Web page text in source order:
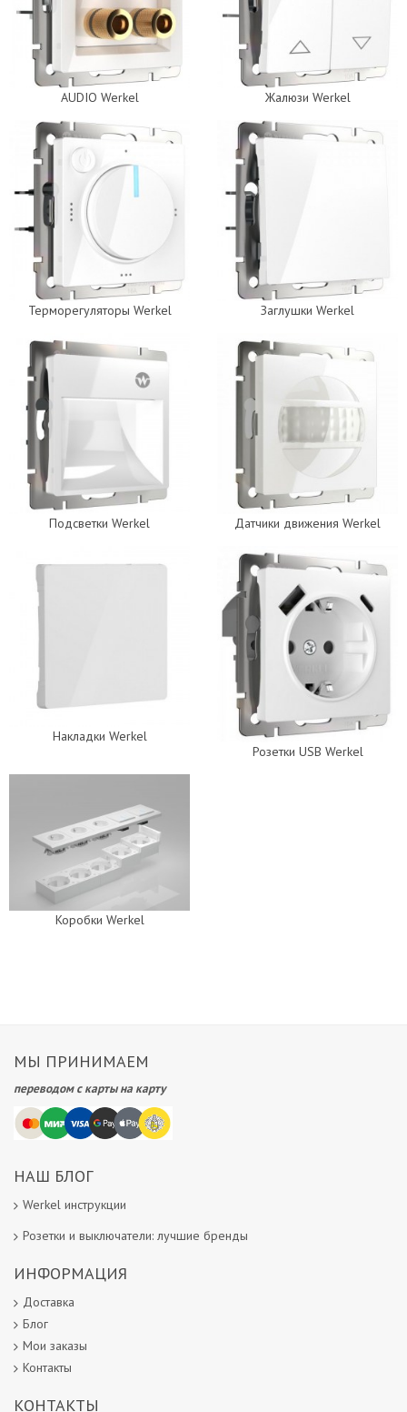
AUDIO Werkel Жалюзи Werkel
Терморегуляторы Werkel Заглушки Werkel
Подсветки Werkel Датчики движения Werkel
Накладки Werkel
Розетки USB Werkel
Коробки Werkel
МЫ ПРИНИМАЕМ
переводом с карты на карту
НАШ БЛОГ
Werkel инструкции
Розетки и выключатели: лучшие бренды
ИНФОРМАЦИЯ
Доставка
Блог
Мои заказы
Контакты
КОНТАКТЫ